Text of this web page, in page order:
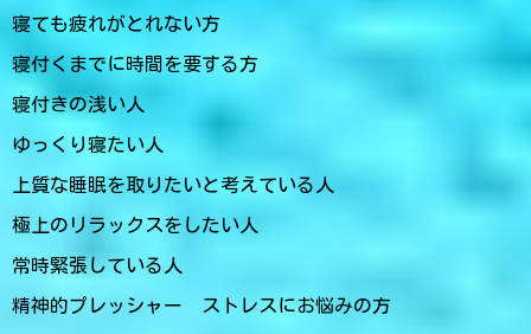
寝ても疲れがとれない方
寝付くまでに時間を要する方
寝付きの浅い人
ゆっくり寝たい人
上質な睡眠を取りたいと考えている人
極上のリラックスをしたい人
常時緊張している人
精神的プレッシャー ストレスにお悩みの方